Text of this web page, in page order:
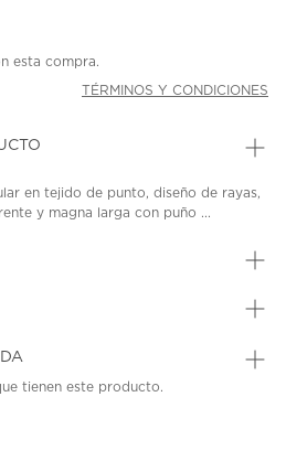
esta compra.
TÉRMINOS Y CONDICIONES
en tejido de punto, diseño de rayas,
y magna larga con puño ...
tienen este producto.